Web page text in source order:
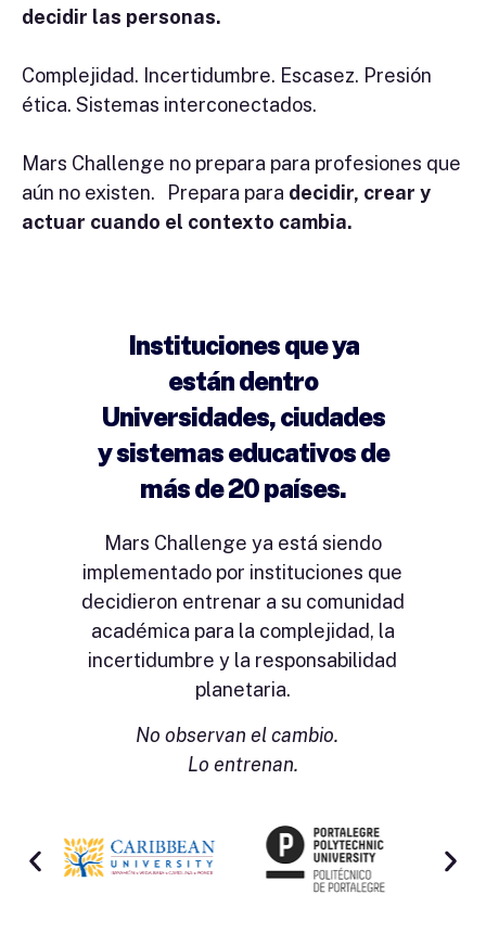
decidir las personas.
Complejidad. Incertidumbre. Escasez. Presión
ética. Sistemas interconectados.
Mars Challenge no prepara para profesiones que
aún no existen. Prepara para decidir, crear y
actuar cuando el contexto cambia.
Instituciones que ya
están dentro
Universidades, ciudades
y sistemas educativos de
más de 20 países.
Mars Challenge ya está siendo
implementado por instituciones que
decidieron entrenar a su comunidad
académica para la complejidad, la
incertidumbre y la responsabilidad
planetaria.
No observan el cambio.
Lo entrenan.